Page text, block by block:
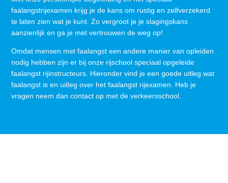
faalangstrijexamen krijg je de kans om rustig en zelfverzekerd
te laten zien wat je kunt. Zo vergroot je je slagingskans
aanzienlijk en ga je met vertrouwen de weg op!
Omdat mensen met faalangst een andere manier van opleiden
nodig hebben zijn er bij onze rijschool speciaal opgeleide
faalangst rijinstructeurs. Hieronder vind je een goede uitleg wat
faalangst is en uitleg over het faalangst rijexamen. Heb je
vragen neem dan contact op met de verkeersschool.